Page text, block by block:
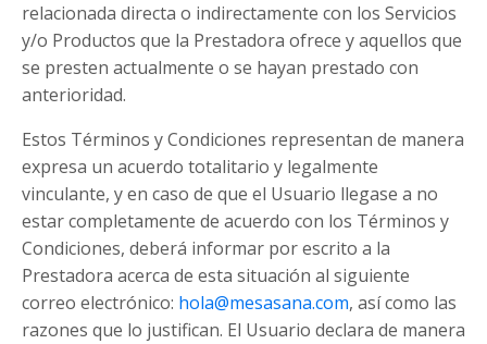
relacionada directa o indirectamente con los Servicios
y/o Productos que la Prestadora ofrece y aquellos que
se presten actualmente o se hayan prestado con
anterioridad.
Estos Términos y Condiciones representan de manera
expresa un acuerdo totalitario y legalmente
vinculante, y en caso de que el Usuario llegase a no
estar completamente de acuerdo con los Términos y
Condiciones, deberá informar por escrito a la
Prestadora acerca de esta situación al siguiente
correo electrónico: hola@mesasana.com, así como las
razones que lo justifican. El Usuario declara de manera